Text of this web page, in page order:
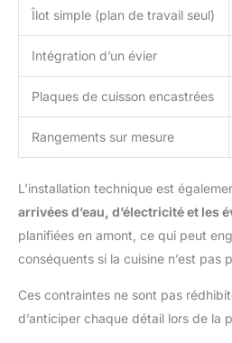
Îlot simple (plan de travail seul)
Intégration d’un évier
Plaques de cuisson encastrées
Rangements sur mesure
L’installation technique est
arrivées d’eau, d’électricité et les
planifiées en amont, ce qui peut
conséquents si la cuisine n’est pas
Ces contraintes ne sont pas
d’anticiper chaque détail lors de la